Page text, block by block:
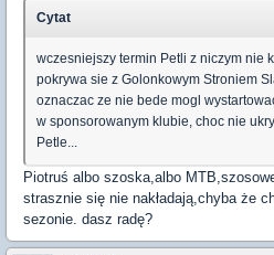
Cytat
wczesniejszy termin Petli z niczym nie
pokrywa sie z Golonkowym Stroniem
oznaczac ze nie bede mogl
w sponsorowanym klubie, choc nie
Petle...
Piotruś albo szoska,albo
strasznie się nie nakładają,chyba że
sezonie. dasz radę?